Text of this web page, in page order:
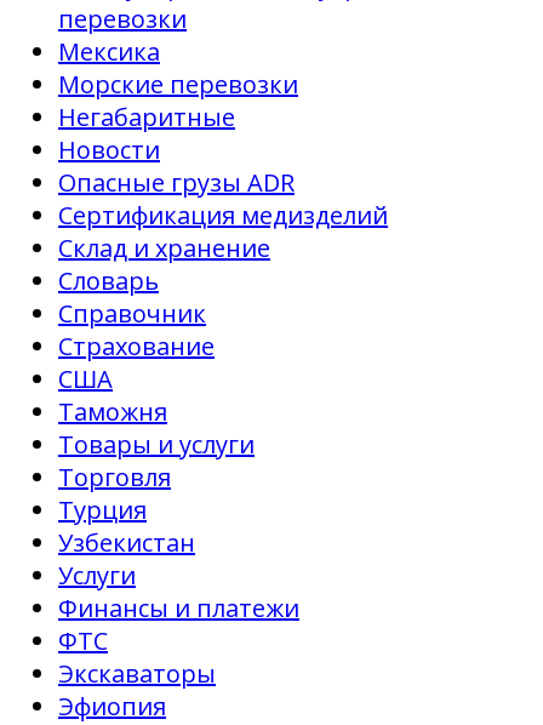
перевозки
Мексика
Морские перевозки
Негабаритные
Новости
Опасные грузы ADR
Сертификация медизделий
Склад и хранение
Словарь
Справочник
Страхование
США
Таможня
Товары и услуги
Торговля
Турция
Узбекистан
Услуги
Финансы и платежи
ФТС
Экскаваторы
Эфиопия